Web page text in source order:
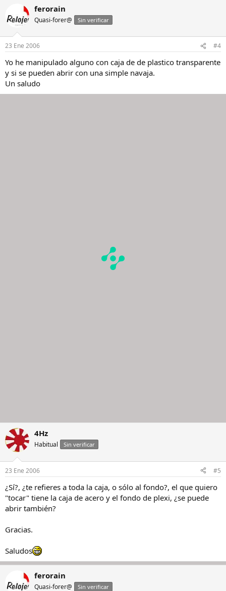
ferorain
Quasi-forer@ Sin verificar
23 Ene 2006 #4
Yo he manipulado alguno con caja de de plastico transparente
y si se pueden abrir con una simple navaja.
Un saludo
4Hz
Habitual Sin verificar
23 Ene 2006 #5
¿Sí?, ¿te refieres a toda la caja, o sólo al fondo?, el que quiero
"tocar" tiene la caja de acero y el fondo de plexi, ¿se puede
abrir también?
Gracias.
Saludos
ferorain
Quasi-forer@ Sin verificar